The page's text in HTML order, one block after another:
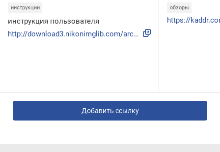
инструкции
инструкция пользователя
http://download3.nikonimglib.com/archive1/Wywwt00lh46s0109T...
обзоры
Добавить ссылку